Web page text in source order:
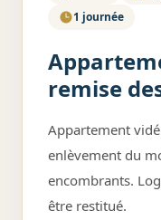
1 journée
remise
Appartement
enlèvement du
encombrants.
être restitué.